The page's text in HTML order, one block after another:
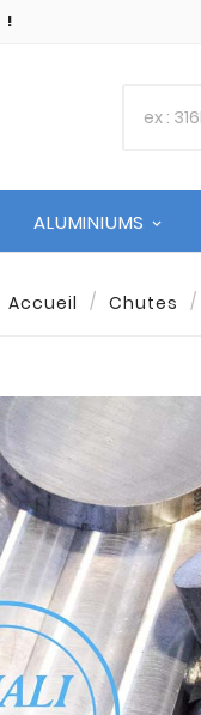
!
ALUMINIUMS
Accueil Chutes